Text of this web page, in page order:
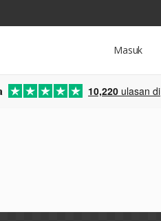
Masuk
10,220 ulasan di